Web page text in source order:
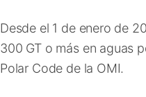
Nosotros
Desde el 1 de enero de
300 GT o más en aguas
Polar Code de la OMI.